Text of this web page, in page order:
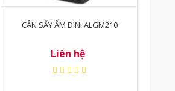
CÂN SẤY ẨM ĐỘ DINI- ALGS60
Liên hệ